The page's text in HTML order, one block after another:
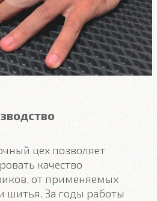
цех позволяет
качество
от применяемых
шитья. За годы работы